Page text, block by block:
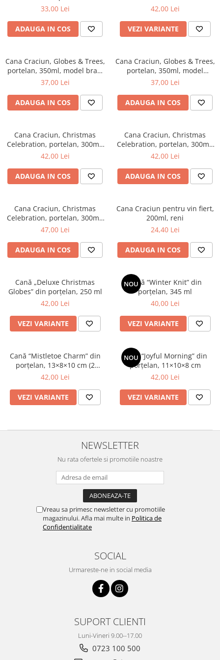
33,00 Lei
ADAUGA IN COS
42,00 Lei
VEZI VARIANTE
Cana Craciun, Globes & Trees,
portelan, 350ml, model brazi
mici
37,00 Lei
ADAUGA IN COS
Cana Craciun, Globes & Trees,
portelan, 350ml, model
stelute
37,00 Lei
ADAUGA IN COS
Cana Craciun, Christmas
Celebration, portelan, 300ml,
model Globuri
42,00 Lei
ADAUGA IN COS
Cana Craciun, Christmas
Celebration, portelan, 300ml,
model Stea
42,00 Lei
ADAUGA IN COS
Cana Craciun, Christmas
Celebration, portelan, 300ml,
model Reni
47,00 Lei
ADAUGA IN COS
Cana Craciun pentru vin fiert,
200ml, reni
24,40 Lei
ADAUGA IN COS
Cană „Deluxe Christmas
Globes” din porțelan, 250 ml
42,00 Lei
VEZI VARIANTE
NOU
Cană “Winter Knit” din
porțelan, 345 ml
40,00 Lei
VEZI VARIANTE
Cană “Mistletoe Charm” din
porțelan, 13×8×10 cm (2
modele asortate)
42,00 Lei
VEZI VARIANTE
NOU
Cană “Joyful Morning” din
porțelan, 11×10×8 cm
42,00 Lei
VEZI VARIANTE
NEWSLETTER
Nu rata ofertele si promotiile noastre
Vreau sa primesc newsletter cu promotiile
magazinului. Afla mai multe in Politica de
Confidentialitate
SOCIAL
Urmareste-ne in social media
SUPORT CLIENTI
Luni-Vineri 9.00--17.00
0723 100 500